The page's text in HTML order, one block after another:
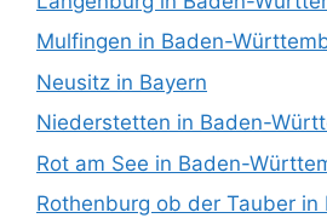
Mulfingen in Baden-
Neusitz in Bayern
Niederstetten in Baden-
Rot am See in Baden-
Rothenburg ob der Tauber in